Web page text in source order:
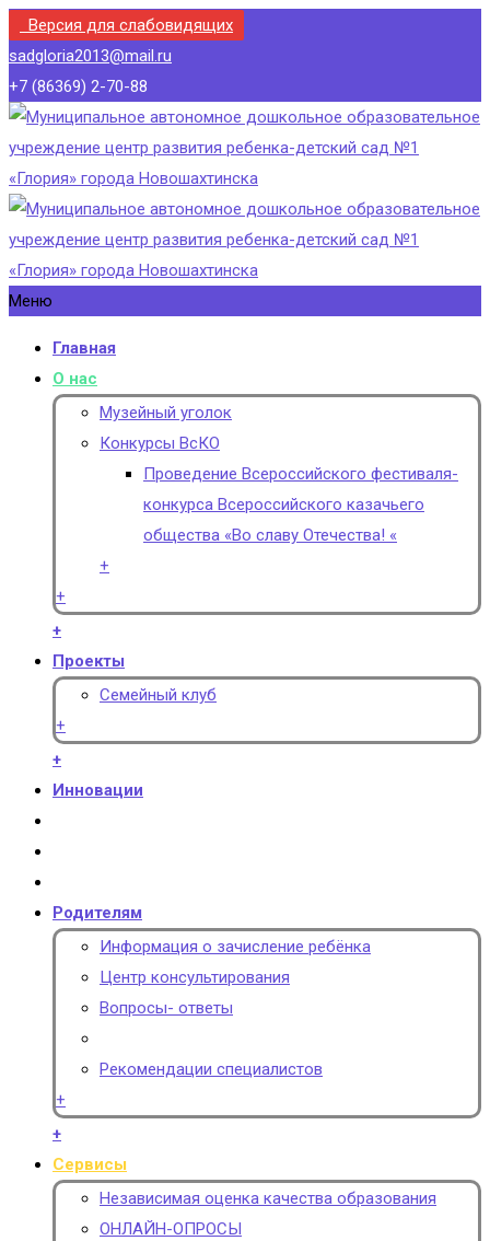
Версия для слабовидящих
sadgloria2013@mail.ru
+7 (86369) 2-70-88
Меню
Главная
О нас
Музейный уголок
Конкурсы ВсКО
Проведение Всероссийского фестиваля-
конкурса Всероссийского казачьего
общества «Во славу Отечества! «
+
+
+
Проекты
Семейный клуб
+
+
Инновации
Родителям
Информация о зачисление ребёнка
Центр консультирования
Вопросы- ответы
Рекомендации специалистов
+
+
Сервисы
Независимая оценка качества образования
ОНЛАЙН-ОПРОСЫ